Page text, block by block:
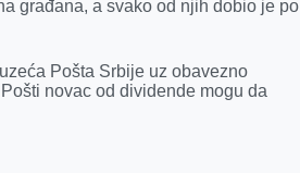
građana, a svako od njih dobio je po
Pošta Srbije uz obavezno
novac od dividende mogu da